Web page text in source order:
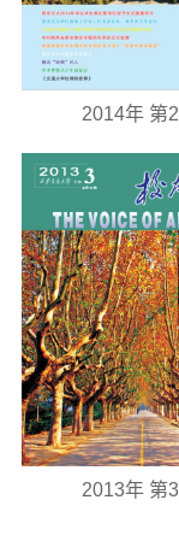
2014年 第
2013年 第